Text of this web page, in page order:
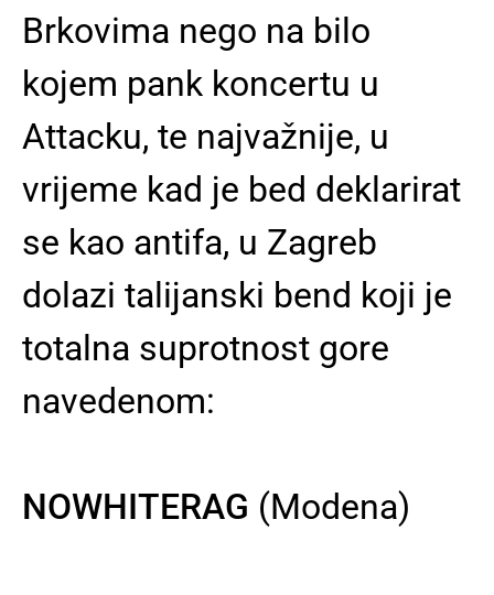
Brkovima nego na bilo
kojem pank koncertu u
Attacku, te najvažnije, u
vrijeme kad je bed deklarirat
se kao antifa, u Zagreb
dolazi talijanski bend koji je
totalna suprotnost gore
navedenom:
NOWHITERAG (Modena)